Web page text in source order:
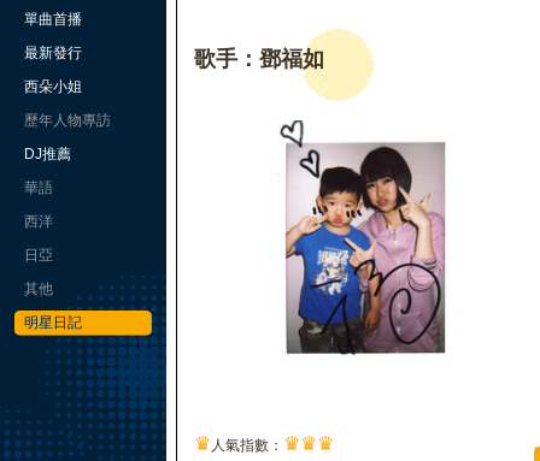
單曲首播
最新發行
西朵小姐
歷年人物專訪
DJ推薦
華語
西洋
日亞
其他
明星日記
歌手：鄧福如
♛ 人氣指數： ♛♛♛